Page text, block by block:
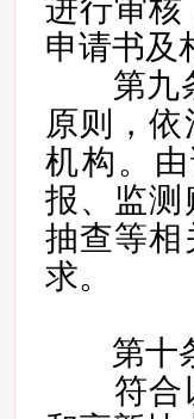
进行审核
申请书及
第九条
原则，
机构。
报、监测
抽查等相
求。
第十条
符合以